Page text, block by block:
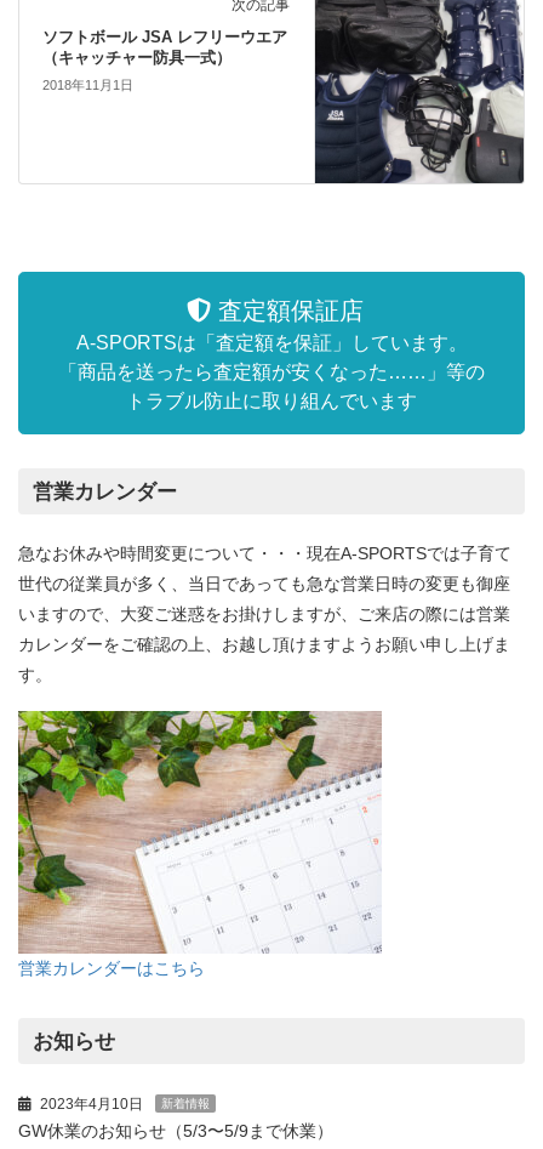
次の記事
ソフトボール JSA レフリーウエア
（キャッチャー防具一式）
2018年11月1日
査定額保証店
A-SPORTSは「査定額を保証」しています。
「商品を送ったら査定額が安くなった……」等の
トラブル防止に取り組んでいます
営業カレンダー
急なお休みや時間変更について・・・現在A-SPORTSでは子育て
世代の従業員が多く、当日であっても急な営業日時の変更も御座
いますので、大変ご迷惑をお掛けしますが、ご来店の際には営業
カレンダーをご確認の上、お越し頂けますようお願い申し上げま
す。
営業カレンダーはこちら
お知らせ
2023年4月10日 新着情報
GW休業のお知らせ（5/3〜5/9まで休業）